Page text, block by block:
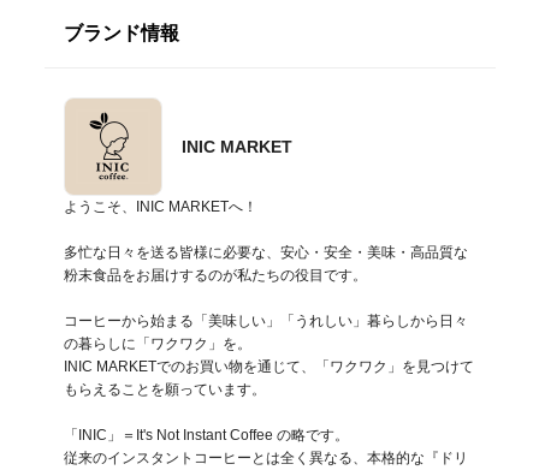
ブランド情報
INIC MARKET
ようこそ、INIC MARKETへ！
多忙な日々を送る皆様に必要な、安心・安全・美味・高品質な
粉末食品をお届けするのが私たちの役目です。
コーヒーから始まる「美味しい」「うれしい」暮らしから日々
の暮らしに「ワクワク」を。
INIC MARKETでのお買い物を通じて、「ワクワク」を見つけて
もらえることを願っています。
「INIC」＝It's Not Instant Coffee の略です。
従来のインスタントコーヒーとは全く異なる、本格的な『ドリ